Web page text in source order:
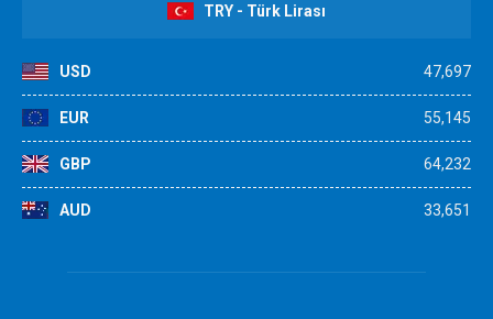
TRY - Türk Lirası
USD 47,697
EUR 55,145
GBP 64,232
AUD 33,651